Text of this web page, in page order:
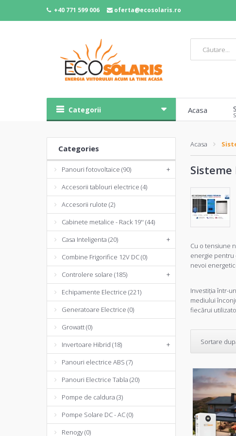
+40 771 599 006 oferta@ecosolaris.ro
Categorii Acasa
Categories
Panouri fotovoltaice (90) +
Accesorii tablouri electrice (4)
Accesorii rulote (2)
Cabinete metalice - Rack 19'' (44)
Casa Inteligenta (20)
+
Combine Frigorifice 12V DC (0)
Controlere solare (185)
+
Echipamente Electrice (221)
Generatoare Electrice (0)
Growatt (0)
Invertoare Hibrid (18)
+
Panouri electrice ABS (7)
Panouri Electrice Tabla (20)
Pompe de caldura (3)
Pompe Solare DC - AC (0)
Renogy (0)
Acasa
Sisteme
Cu o tensiune
energie pentru
nevoi
Investiția într-
mediului
fiecărui
Sortare